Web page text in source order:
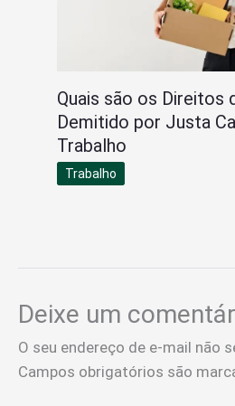
Quais são os Direitos
Demitido por Justa
Trabalho
Trabalho
Deixe um
O seu endereço de e-mail não
Campos obrigatórios são